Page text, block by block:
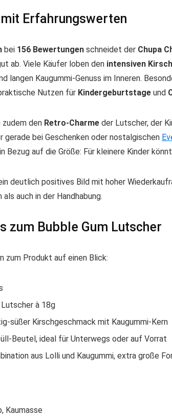
Erfahrungswerten
bei 156 Bewertungen schneidet der Chupa
ab. Viele Käufer loben den intensiven
langen Kaugummi-Genuss im Inneren.
Nutzen für Kindergeburtstage und
zudem den Retro-Charme der Lutscher, der
gerade bei Geschenken oder nostalgischen
Bezug auf die Größe: Für kleinere Kinder
deutlich positives Bild mit hoher
auch in der Handhabung.
zum Bubble Gum Lutscher
zum Produkt auf einen Blick:
Lutscher à 18g
süßer Kirschgeschmack mit Kaugummi-Kern
Beutel, ideal für Unterwegs oder auf Vorrat
aus Lolli und Kaugummi, extra große
Kaumasse